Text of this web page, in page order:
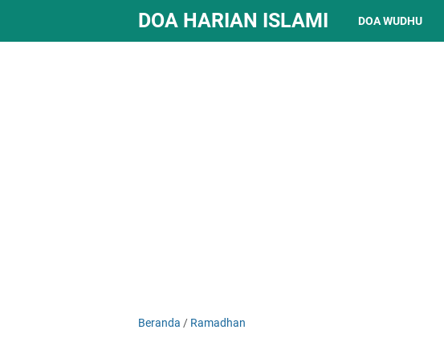
DOA HARIAN ISLAMI DOA WUDHU
Beranda / Ramadhan